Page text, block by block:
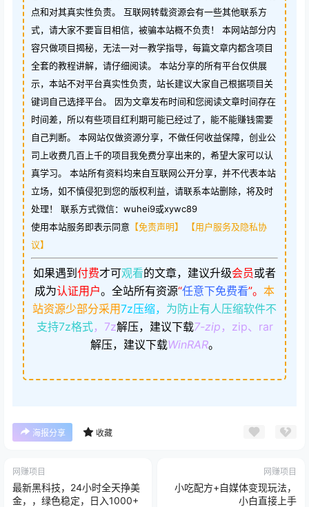
点和对其真实性负责。 互联网转载资源会有一些其他联系方
式，请大家不要盲目相信，被骗本站概不负责！ 本网站部分内
容只做项目揭秘，无法一对一教学指导，每篇文章内都含项目
全套的教程讲解，请仔细阅读。 本站分享的所有平台仅供展
示，本站不对平台真实性负责，站长建议大家自己根据项目关
键词自己选择平台。 因为文章发布时间和您阅读文章时间存在
时间差，所以有些项目红利期可能已经过了，能不能赚钱需要
自己判断。 本网站仅做资源分享，不做任何收益保障，创业公
司上收费几百上千的项目我免费分享出来的，希望大家可以认
真学习。 本站所有资料均来自互联网公开分享，并不代表本站
立场，如不慎侵犯到您的版权利益，请联系本站删除，将及时
处理！ 联系方式微信：wuhei9或xywc89
使用本站服务即表示同意 【免责声明】
【用户服务及隐私协
议】
如果遇到付费才可观看的文章，建议升级会员或者
成为认证用户。 全站所有资源“任意下免费看”。 本
站资源少部分采用7z压缩， 为防止有人压缩软件不
支持7z格式，7z解压，建议下载7-zip ，zip、rar
解压，建议下载WinRAR。
海报分享 收藏
网赚项目
最新黑科技，24小时全天挣美
金，，绿色稳定，日入1000+
网赚项目
小吃配方+自媒体变现玩法，
小白直接上手